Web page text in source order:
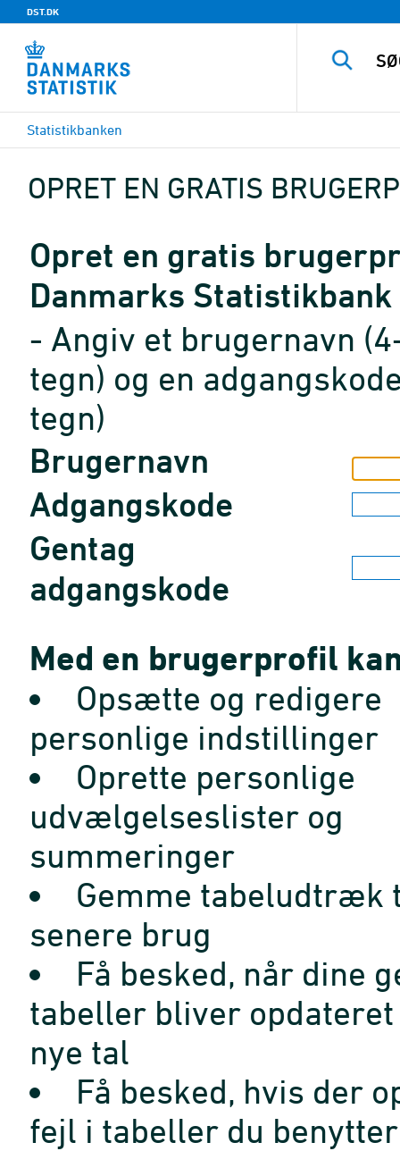
DST.DK
Statistikbanken
OPRET EN GRATIS
Opret en gratis
Danmarks Statistikbank
- Angiv et brugernavn
tegn) og en
tegn)
Brugernavn
Adgangskode
Gentag
adgangskode
Med en brugerprofil
Opsætte og redigere
personlige indstillinger
Oprette personlige
udvælgelseslister og
summeringer
Gemme tabeludtræk
senere brug
Få besked, når dine
tabeller bliver opdateret
nye tal
Få besked, hvis der
fejl i tabeller du benytter